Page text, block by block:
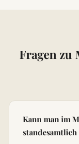
Fragen zu
Kann man im